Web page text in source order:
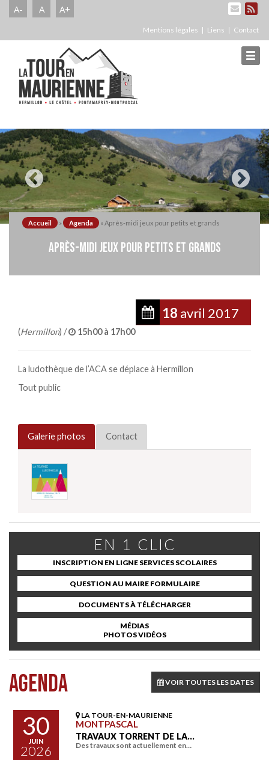
A- A A+
Mentions légales Liens Contact
Accueil » Agenda »Après-midi jeux pour petits et grands
APRÈS-MIDI JEUX POUR PETITS ET GRANDS
18 avril 2017
(Hermillon) / 15h00 à 17h00
La ludothèque de l’ACA se déplace à Hermillon
Tout public
Galerie photos Contact
EN 1 CLIC
INSCRIPTION EN LIGNE SERVICES SCOLAIRES
QUESTION AU MAIRE FORMULAIRE
DOCUMENTS À TÉLÉCHARGER
MÉDIAS
PHOTOS VIDÉOS
AGENDA VOIR TOUTES LES DATES
30
JUIN
2026
LA TOUR-EN-MAURIENNE
MONTPASCAL
TRAVAUX TORRENT DE LA…
Des travaux sont actuellement en…